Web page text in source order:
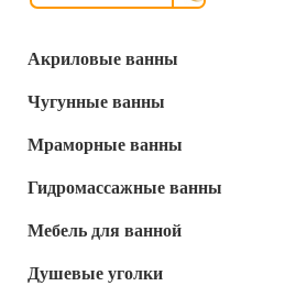
Акриловые ванны
Чугунные ванны
Мраморные ванны
Гидромассажные ванны
Мебель для ванной
Душевые уголки